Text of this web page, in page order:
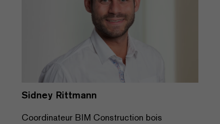
Sidney Rittmann
Coordinateur BIM Construction bois